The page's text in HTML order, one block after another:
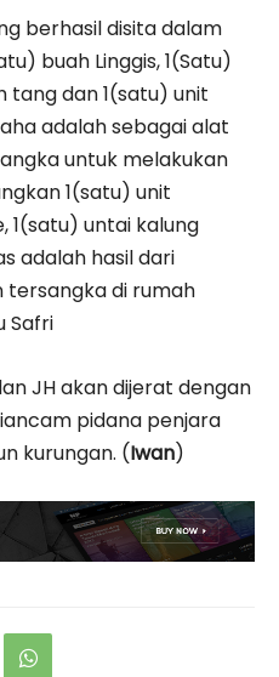
berhasil disita dalam
buah Linggis, 1(Satu)
tang dan 1(satu) unit
adalah sebagai alat
untuk melakukan
1(satu) unit
1(satu) untai kalung
adalah hasil dari
tersangka di rumah
Safri
JH akan dijerat dengan
pidana penjara
kurungan. (Iwan)